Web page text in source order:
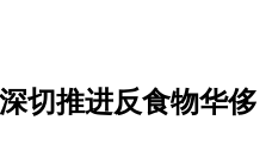
切推进反食物华侈